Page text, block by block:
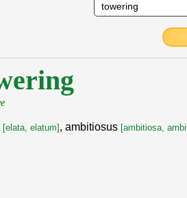
[elata, elatum] , ambitiosus [ambitiosa,